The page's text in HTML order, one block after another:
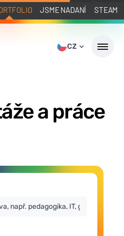
JSME NADANÍ STEAM
CZ
a práce